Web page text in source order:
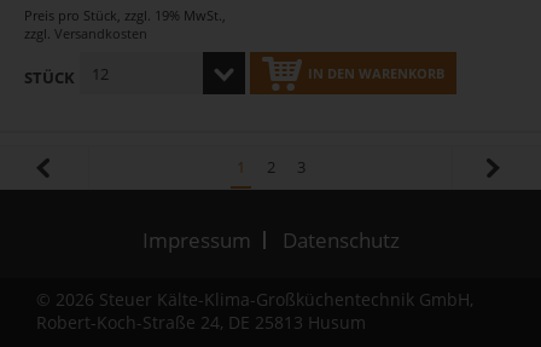
Preis pro Stück, zzgl. 19% MwSt.,
zzgl. Versandkosten
STÜCK IN DEN WARENKORB
1 2 3
Impressum Datenschutz
© 2026 Steuer Kälte-Klima-Großküchentechnik GmbH,
Robert-Koch-Straße 24, DE 25813 Husum